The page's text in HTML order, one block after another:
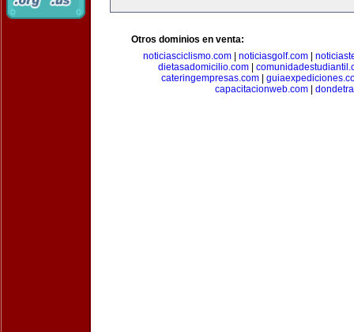
Otros dominios en venta:
noticiasciclismo.com
noticiasgolf.com
dietasadomicilio.com
cateringempresas.com|
capacitacionweb.com|